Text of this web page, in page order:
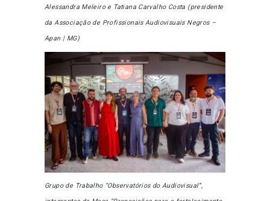
Alessandra Meleiro e Tatiana Carvalho Costa (presidente
da Associação de Profissionais Audiovisuais Negros –
Apan | MG)
Grupo de Trabalho “Observatórios do Audiovisual”,